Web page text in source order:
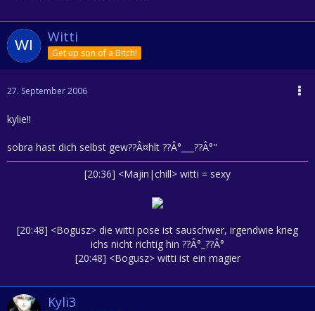
Witti
Get up son of a Bitch!
27. September 2006
kylie!!
sobra hast dich selbst gew??Â¤hlt ??Â°___??Â°"
[20:36] <Majin|chill> witti = sexy
[20:48] <Bogusz> die witti pose ist sauschwer, irgendwie krieg
ichs nicht richtig hin ??Â°_??Â°
[20:48] <Bogusz> witti ist ein magier
Kyli3